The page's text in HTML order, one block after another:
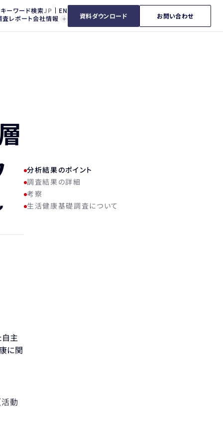
キーワード検索
査レポート会社情報 資料ダウンロード お問い合わせ
主
に関
動
分析結果のポイント
調査結果の詳細
考察
生活健康基礎調査について